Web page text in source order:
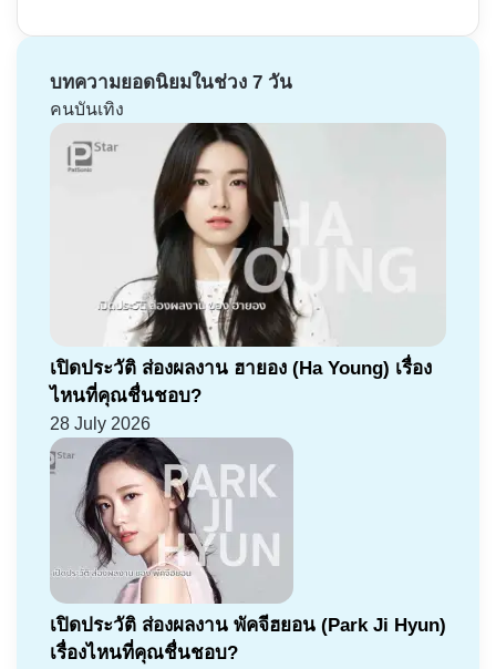
บทความยอดนิยมในช่วง 7 วัน
คนบันเทิง
เปิดประวัติ ส่องผลงาน ฮายอง (Ha Young) เรื่อง
ไหนที่คุณชื่นชอบ?
28 July 2026
เปิดประวัติ ส่องผลงาน พัคจีฮยอน (Park Ji Hyun)
เรื่องไหนที่คุณชื่นชอบ?